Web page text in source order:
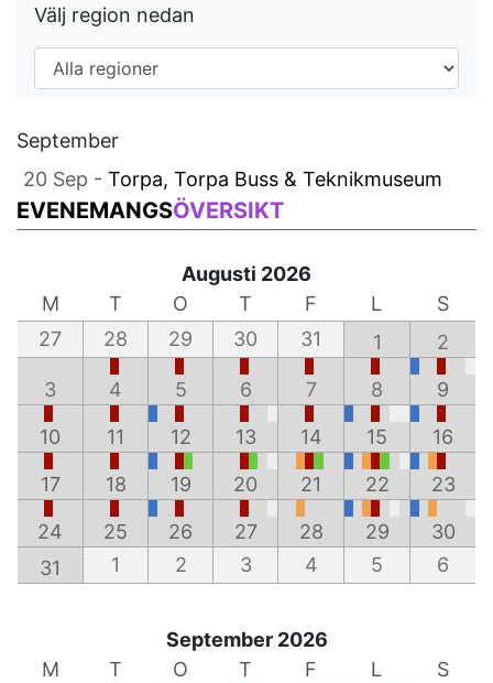
Välj region nedan
September
20 Sep - Torpa, Torpa Buss & Teknikmuseum
EVENEMANGSÖVERSIKT
Augusti 2026
M
T O T F L
S
27
28 29 30 31 1 2
3 4 5 6 7 8 9
10 11 12 13 14 15 16
17 18 19 20 21 22 23
24 25 26 27 28 29
30
31
1 2 3 4 5 6
September 2026
M
T O T F L
S